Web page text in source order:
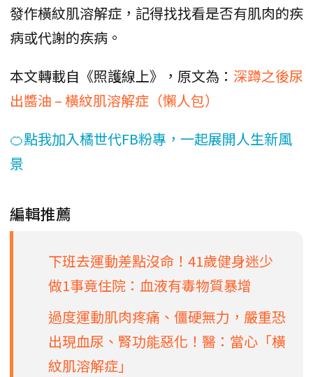
發作橫紋肌溶解症，記得找找看是否有肌肉的疾
病或代謝的疾病。
本文轉載自《照護線上》，原文為： 深蹲之後尿
出醬油 – 橫紋肌溶解症（懶人包）
🍊點我加入橘世代FB粉專，一起展開人生新風
景
編輯推薦
下班去運動差點沒命！41歲健身迷少
做1事竟住院：血液有毒物質暴增
過度運動肌肉疼痛、僵硬無力，嚴重恐
出現血尿、腎功能惡化！醫：當心「橫
紋肌溶解症」